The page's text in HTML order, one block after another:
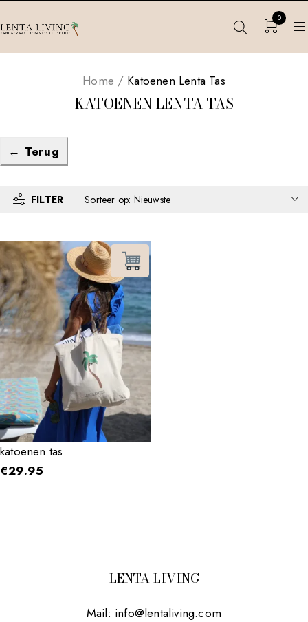
0
KATOENEN LENTA TAS
Home / Katoenen Lenta Tas
← Terug
FILTER Sorteer op: Nieuwste
katoenen tas
€29.95
LENTA LIVING
Mail: info@lentaliving.com